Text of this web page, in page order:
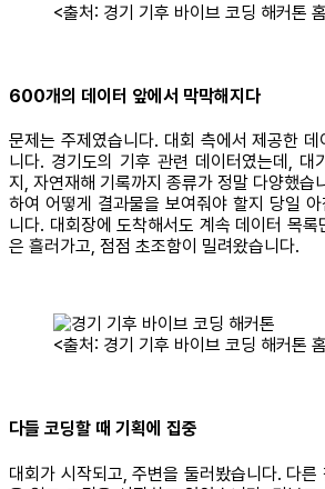
<출처: 경기 기후 바이브 코딩 해커톤
600개의 데이터 앞에서 막막해지다
문제는 주제였습니다. 대회 측에서 제공한
니다. 경기도의 기후 관련 데이터였는데, 대
지, 자연재해 기록까지 종류가 정말 다양했습
하여 어떻게 결과물을 보여줘야 할지 당일
니다. 대회장에 도착해서도 계속 데이터 목
은 흘러가고, 점점 초조함이 밀려왔습니다.
<출처: 경기 기후 바이브 코딩 해커톤
다들 코딩할 때 기획에 집중
대회가 시작되고, 주변을 둘러봤습니다. 다른